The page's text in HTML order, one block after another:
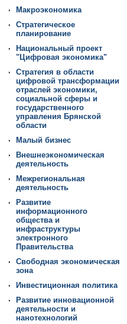
Макроэкономика
Стратегическое
планирование
Национальный проект
"Цифровая экономика"
Стратегия в области
цифровой трансформации
отраслей экономики,
социальной сферы и
государственного
управления Брянской
области
Малый бизнес
Внешнеэкономическая
деятельность
Межрегиональная
деятельность
Развитие
информационного
общества и
инфраструктуры
электронного
Правительства
Свободная экономическая
зона
Инвестиционная политика
Развитие инновационной
деятельности и
нанотехнологий